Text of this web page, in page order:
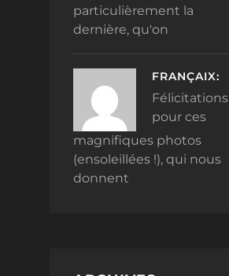
particulièrement la
dernière, qu'on
FRANÇAIX:
Félicitations
pour ces
magnifiques photos
(ensoleillées !), qui nous
donnent